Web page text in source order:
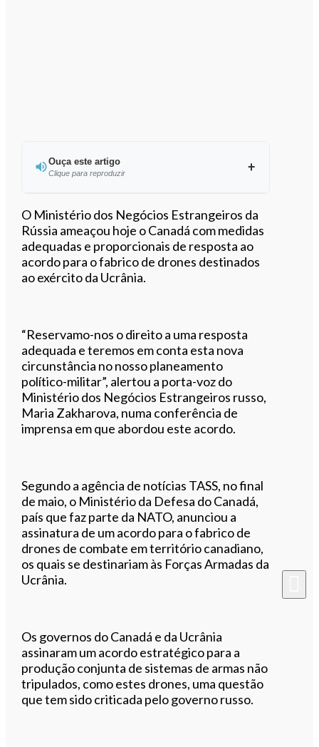
Ouça este artigo
Clique para reproduzir
0:00/1:14
O Ministério dos Negócios Estrangeiros da
Rússia ameaçou hoje o Canadá com medidas
adequadas e proporcionais de resposta ao
acordo para o fabrico de drones destinados
ao exército da Ucrânia.
“Reservamo-nos o direito a uma resposta
adequada e teremos em conta esta nova
circunstância no nosso planeamento
político-militar”, alertou a porta-voz do
Ministério dos Negócios Estrangeiros russo,
Maria Zakharova, numa conferência de
imprensa em que abordou este acordo.
Segundo a agência de notícias TASS, no final
de maio, o Ministério da Defesa do Canadá,
país que faz parte da NATO, anunciou a
assinatura de um acordo para o fabrico de
drones de combate em território canadiano,
os quais se destinariam às Forças Armadas da
Ucrânia.
Os governos do Canadá e da Ucrânia
assinaram um acordo estratégico para a
produção conjunta de sistemas de armas não
tripulados, como estes drones, uma questão
que tem sido criticada pelo governo russo.